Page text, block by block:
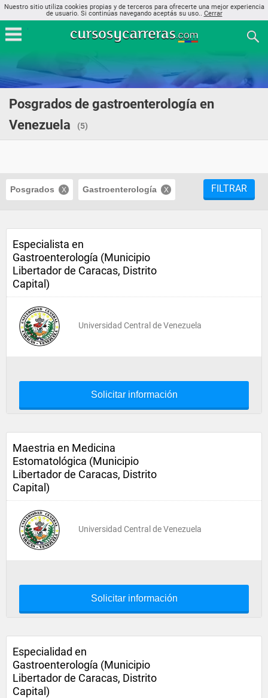
Nuestro sitio utiliza cookies propias y de terceros para ofrecerte una mejor experiencia
de usuario. Si continúas navegando aceptás su uso.. Cerrar
Posgrados de gastroenterología en
Venezuela
(5)
Posgrados Gastroenterología FILTRAR
Especialista en
Gastroenterología (Municipio
Libertador de Caracas, Distrito
Capital)
Universidad Central de Venezuela
Solicitar información
Maestria en Medicina
Estomatológica (Municipio
Libertador de Caracas, Distrito
Capital)
Universidad Central de Venezuela
Solicitar información
Especialidad en
Gastroenterología (Municipio
Libertador de Caracas, Distrito
Capital)